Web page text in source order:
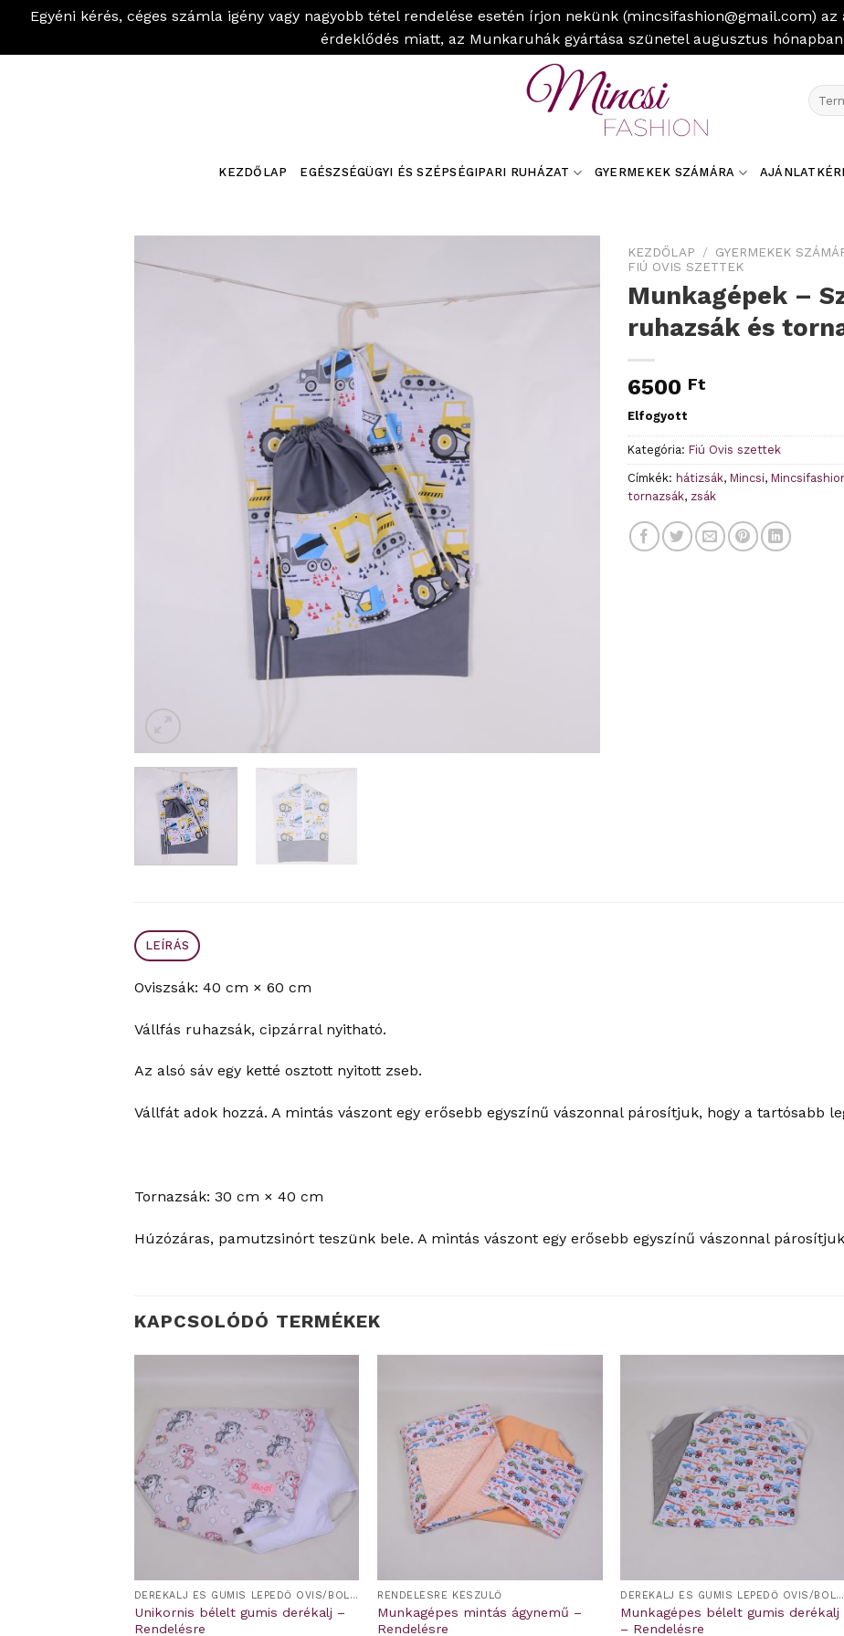
Egyéni kérés, céges számla igény vagy nagyobb tétel rendelése esetén írjon nekünk (mincsifashion@gmail.com)
érdeklődés miatt, az Munkaruhák gyártása szünetel augusztus
a
KEZDŐLAP EGÉSZSÉGÜGYI ÉS SZÉPSÉGIPARI RUHÁZAT GYERMEKEK SZÁMÁRA
KEZDŐLAP / GYERMEKEK
FIÚ OVIS SZETTEK
Munkagépek –
ruhazsák és
6500 Ft
Elfogyott
Kategória: Fiú Ovis szettek
Címkék: hátizsák, Mincsi,
tornazsák, zsák
LEÍRÁS
Oviszsák: 40 cm × 60 cm
Vállfás ruhazsák, cipzárral nyitható.
Az alsó sáv egy ketté osztott nyitott zseb.
Vállfát adok hozzá. A mintás vászont egy erősebb egyszínű vászonnal párosítjuk, hogy a tartósabb
Tornazsák: 30 cm × 40 cm
Húzózáras, pamutzsinórt teszünk bele. A mintás vászont egy erősebb egyszínű vászonnal
KAPCSOLÓDÓ TERMÉKEK
DERÉKALJ ÉS GUMIS LEPEDŐ OVIS/BÖLCSIS FEKTETŐRE
Unikornis bélelt gumis derékalj –
Rendelésre
RENDELÉSRE KÉSZÜLŐ
Munkagépes mintás ágynemű –
Rendelésre
DERÉKALJ ÉS GUMIS LEPEDŐ OVIS/BÖLCSIS FEKTETŐRE
Munkagépes bélelt gumis derékalj
– Rendelésre